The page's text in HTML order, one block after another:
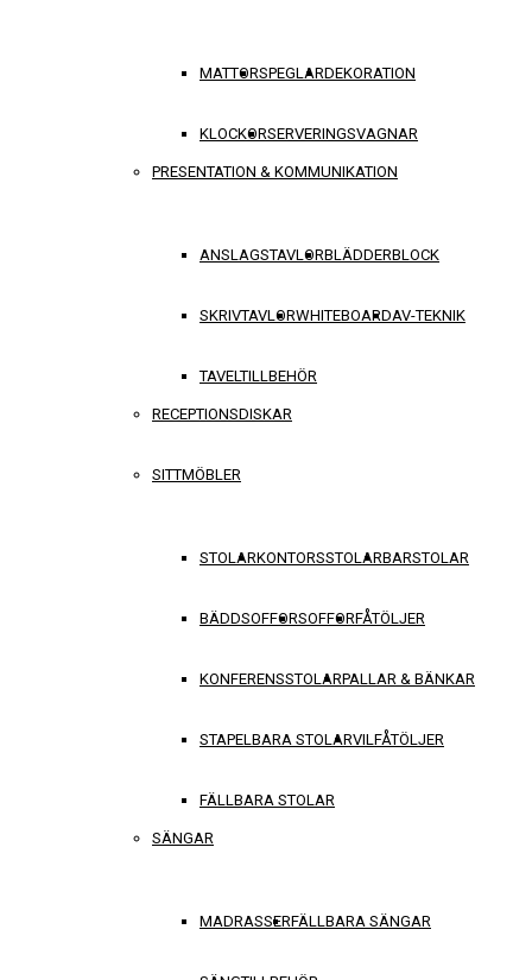
MATTORSPEGLARDEKORATION
KLOCKORSERVERINGSVAGNAR
PRESENTATION & KOMMUNIKATION
ANSLAGSTAVLORBLÄDDERBLOCK
SKRIVTAVLORWHITEBOARDAV-TEKNIK
TAVELTILLBEHÖR
RECEPTIONSDISKAR
SITTMÖBLER
STOLARKONTORSSTOLARBARSTOLAR
BÄDDSOFFORSOFFORFÅTÖLJER
KONFERENSSTOLARPALLAR & BÄNKAR
STAPELBARA STOLARVILFÅTÖLJER
FÄLLBARA STOLAR
SÄNGAR
MADRASSERFÄLLBARA SÄNGAR